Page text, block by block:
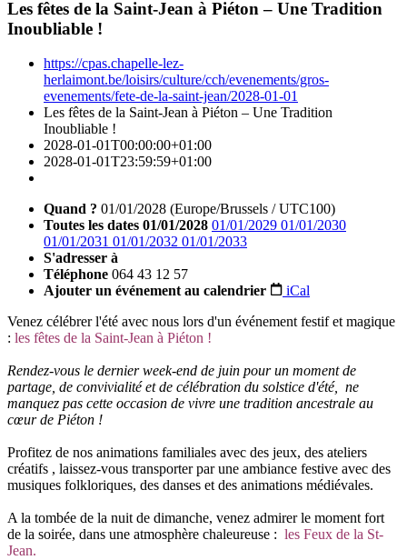
Les fêtes de la Saint-Jean à Piéton – Une Tradition
Inoubliable !
https://cpas.chapelle-lez-
herlaimont.be/loisirs/culture/cch/evenements/gros-
evenements/fete-de-la-saint-jean/2028-01-01
Les fêtes de la Saint-Jean à Piéton – Une Tradition
Inoubliable !
2028-01-01T00:00:00+01:00
2028-01-01T23:59:59+01:00
Quand ? 01/01/2028 (Europe/Brussels / UTC100)
Toutes les dates 01/01/2028 01/01/2029 01/01/2030
01/01/2031 01/01/2032 01/01/2033
S'adresser à
Téléphone 064 43 12 57
Ajouter un événement au calendrier
iCal
Venez célébrer l'été avec nous lors d'un événement festif et magique
: les fêtes de la Saint-Jean à Piéton !
Rendez-vous le dernier week-end de juin pour un moment de
partage, de convivialité et de célébration du solstice d'été, ne
manquez pas cette occasion de vivre une tradition ancestrale au
cœur de Piéton !
Profitez de nos animations familiales avec des jeux, des ateliers
créatifs , laissez-vous transporter par une ambiance festive avec des
musiques folkloriques, des danses et des animations médiévales.
A la tombée de la nuit de dimanche, venez admirer le moment fort
de la soirée, dans une atmosphère chaleureuse : les Feux de la St-
Jean.